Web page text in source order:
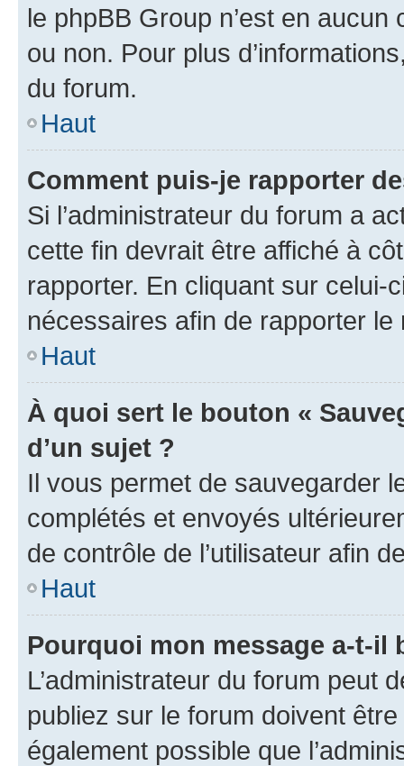
le phpBB Group n’est en
ou non. Pour plus
du forum.
Haut
Comment puis-je rapporter
Si l’administrateur du forum a
cette fin devrait être affiché à
rapporter. En cliquant sur
nécessaires afin de rapporter le
Haut
À quoi sert le bouton «
d’un sujet ?
Il vous permet de sauvegarder
complétés et envoyés
de contrôle de l’utilisateur afin
Haut
Pourquoi mon message a-t-il
L’administrateur du forum peut
publiez sur le forum doivent
également possible que